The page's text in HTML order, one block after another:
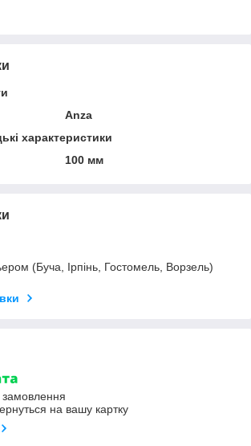
Anza
характеристики
100 мм
(Буча, Ірпінь, Гостомель, Ворзель)
на вашу картку